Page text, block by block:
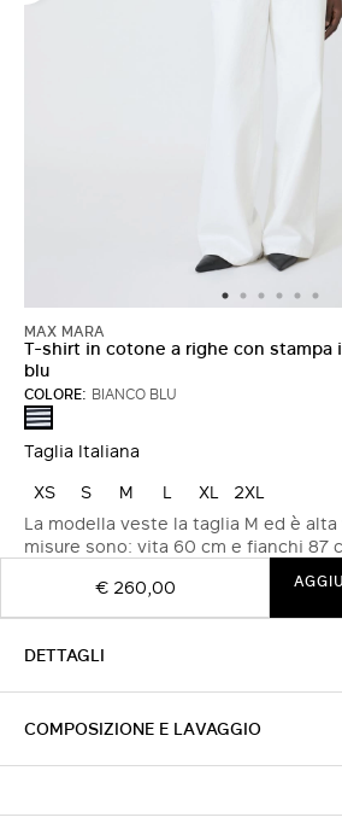
MAX MARA
T-shirt in cotone a righe con stampa
blu
COLORE: BIANCO BLU
BIANCO
BLU
Taglia Italiana
XS S M L XL
2XL
La modella veste la taglia M ed è alta
misure sono: vita 60 cm e fianchi 87
€ 260,00
DETTAGLI
COMPOSIZIONE E LAVAGGIO
ACCEDI CON
Non hai un account?